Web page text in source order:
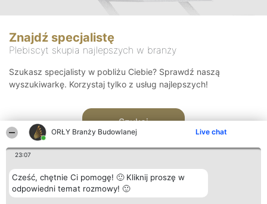
ORŁY Branży Budowlanej Live chat
23:07
Cześć, chętnie Ci pomogę! 🙂 Kliknij proszę w
odpowiedni temat rozmowy! 🙂
Znajdź specjalistę
Plebiscyt skupia najlepszych w branży
Szukasz specjalisty w pobliżu Ciebie? Sprawdź naszą
wyszukiwarkę. Korzystaj tylko z usług najlepszych!
Szukaj